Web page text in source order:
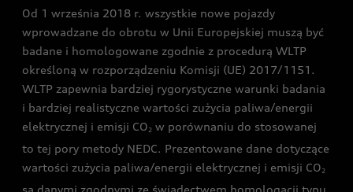
Audi exclusive
Od 1 września 2018 r. wszystkie nowe pojazdy
wprowadzane do obrotu w Unii Europejskiej muszą być
badane i homologowane zgodnie z procedurą WLTP
określoną w rozporządzeniu Komisji (UE) 2017/1151.
WLTP zapewnia bardziej rygorystyczne warunki badania
i bardziej realistyczne wartości zużycia paliwa/energii
elektrycznej i emisji CO2 w porównaniu do stosowanej
to tej pory metody NEDC. Prezentowane dane dotyczące
wartości zużycia paliwa/energii elektrycznej i emisji CO2